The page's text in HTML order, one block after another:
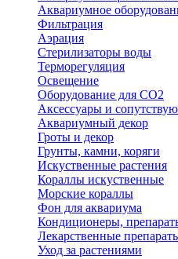
Аквариумное
Фильтрация
Аэрация
Стерилизаторы воды
Терморегуляция
Освещение
Оборудование для CO2
Аксессуары и
Аквариумный декор
Гроты и декор
Грунты, камни, коряги
Искуственные растения
Кораллы искуственные
Морские кораллы
Фон для аквариума
Кондиционеры,
Лекарственные
Уход за растениями